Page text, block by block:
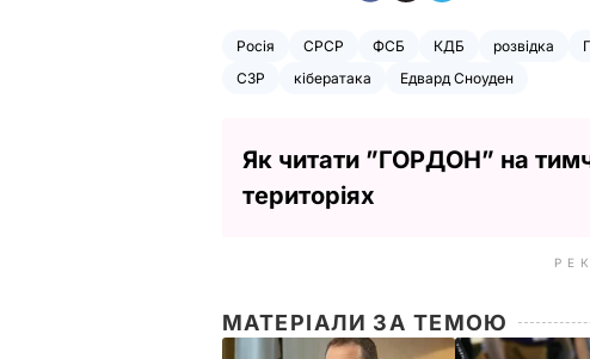
Росія СРСР ФСБ КДБ розвідка
СЗР
кібератака Едвард Сноуден
Як читати ”ГОРДОН” на
територіях
МАТЕРІАЛИ ЗА ТЕМОЮ